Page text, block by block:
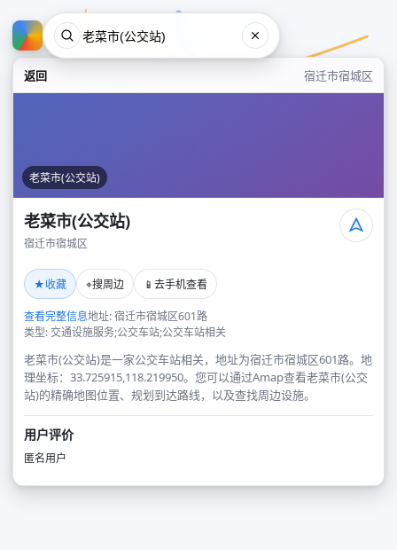
返回 宿迁市宿城区
老菜市(公交站)
老菜市(公交站)
宿迁市宿城区
★收藏 ⌖搜周边 📱 去手机查看
查看完整信息地址: 宿迁市宿城区601路
类型: 交通设施服务;公交车站;公交车站相关
老菜市(公交站)是一家公交车站相关，地址为宿迁市宿城区601路。地
理坐标：33.725915,118.219950。您可以通过Amap查看老菜市(公交
站)的精确地图位置、规划到达路线，以及查找周边设施。
用户评价
匿名用户